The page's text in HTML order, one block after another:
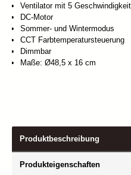
Ventilator mit 5
DC-Motor
Sommer- und Wintermodus
CCT Farbtemperatursteuerung
Dimmbar
Maße: Ø48,5 x 16 cm
Produktbeschreibung
Produkteigenschaften